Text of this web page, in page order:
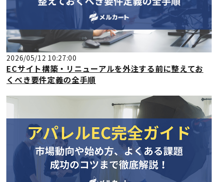
2026/05/12 10:27:00
ECサイト構築・リニューアルを外注する前に整えてお
くべき要件定義の全手順